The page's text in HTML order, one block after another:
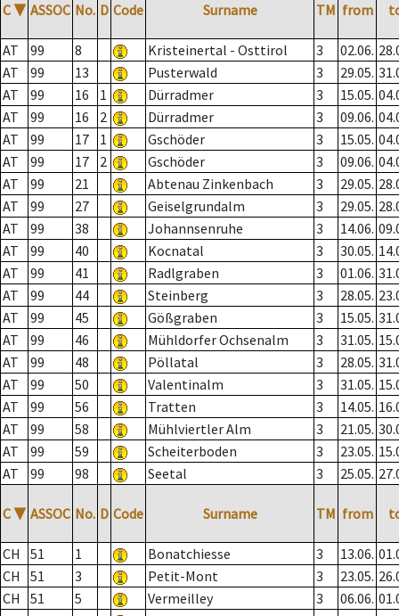
C ▼ ASSOC No. D Code Surname TM from
AT 99 8 Kristeinertal - Osttirol 3 02.06.
AT
99 13 Pusterwald 3 29.05.
AT
99 16 1 Dürradmer 3 15.05.
AT
99 16 2 Dürradmer 3 09.06.
AT
99 17 1 Gschöder 3 15.05.
AT
99 17 2 Gschöder 3 09.06.
AT
99 21 Abtenau Zinkenbach 3 29.05.
AT
99 27 Geiselgrundalm 3 29.05.
AT
99 38 Johannsenruhe 3 14.06.
AT
99 40 Kocnatal 3 30.05.
AT
99 41 Radlgraben 3 01.06.
AT
99 44 Steinberg 3 28.05.
AT
99 45 Gößgraben 3 15.05.
AT
99 46 Mühldorfer Ochsenalm 3 31.05.
AT
99 48 Pöllatal 3 28.05.
AT
99 50 Valentinalm 3 31.05.
AT
99 56 Tratten 3 14.05.
AT
99 58 Mühlviertler Alm 3 21.05.
AT
99 59 Scheiterboden 3 23.05.
AT
99 98 Seetal 3 25.05.
C ▼ ASSOC No. D Code Surname TM from
CH 51 1 Bonatchiesse 3 13.06.
CH
51 3 Petit-Mont 3 23.05.
CH
51 5 Vermeilley 3 06.06.